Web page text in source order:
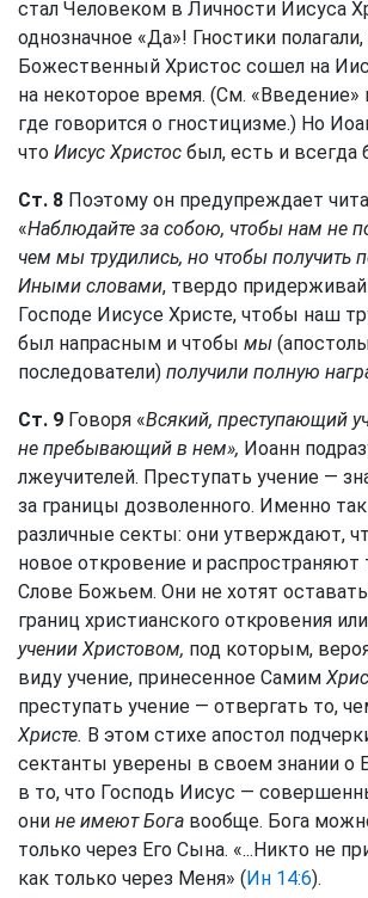
стал Человеком в Личности Иисуса
однозначное «Да»! Гностики полагали,
Божественный Христос сошел на
на некоторое время. (См. «Введение»
где говорится о гностицизме.) Но
что Иисус Христос был, есть и всегда
Ст. 8 Поэтому он предупреждает
«Наблюдайте за собою, чтобы нам не
чем мы трудились, но чтобы получить
Иными словами, твердо
Господе Иисусе Христе, чтобы наш
был напрасным и чтобы мы
последователи) получили полную
Ст. 9 Говоря «Всякий, преступающий
не пребывающий в нем», Иоанн
лжеучителей. Преступать учение —
за границы дозволенного. Именно
различные секты: они утверждают,
новое откровение и распространяют
Слове Божьем. Они не хотят
границ христианского откровения
учении Христовом, под которым,
виду учение, принесенное Самим
преступать учение — отвергать то,
Христе. В этом стихе апостол
сектанты уверены в своем знании о
в то, что Господь Иисус —
они не имеют Бога вообще. Бога
только через Его Сына. «...Никто не
как только через Меня» (Ин 14:6).